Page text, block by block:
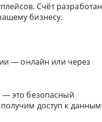
Счёт разработан
бизнесу.
— онлайн или через
— это безопасный
доступ к данным